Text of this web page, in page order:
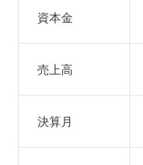
資本金
売上高
決算月